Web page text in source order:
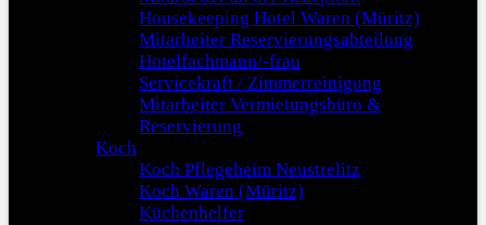
Housekeeping Hotel Waren (Müritz)
Mitarbeiter Reservierungsabteilung
Hotelfachmann/-frau
Servicekraft / Zimmerreinigung
Mitarbeiter Vermietungsbüro &
Reservierung
Koch
Koch Pflegeheim Neustrelitz
Koch Waren (Müritz)
Küchenhelfer